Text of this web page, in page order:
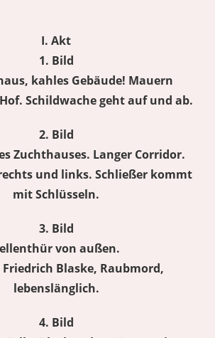
I. Akt
1. Bild
kahles Gebäude! Mauern
Schildwache geht auf und ab.
2. Bild
Zuchthauses. Langer Corridor.
und links. Schließer kommt
mit Schlüsseln.
3. Bild
von außen.
Blaske, Raubmord,
lebenslänglich.
4. Bild